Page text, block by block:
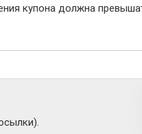
купона должна